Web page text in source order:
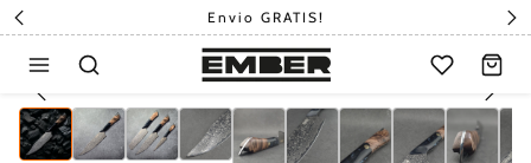
Envio GRATIS!